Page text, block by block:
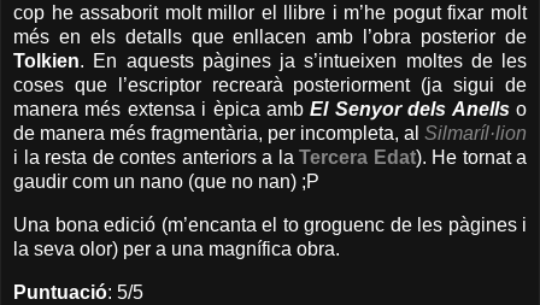
cop he assaborit molt millor el llibre i m’he pogut fixar molt
més en els detalls que enllacen amb l’obra posterior de
Tolkien. En aquests pàgines ja s’intueixen moltes de les
coses que l’escriptor recrearà posteriorment (ja sigui de
manera més extensa i èpica ambEl Senyor dels Anellso
de manera més fragmentària, per incompleta, al Silmaríl·lion
i la resta de contes anteriors a la Tercera Edat). He tornat a
gaudir com un nano (que no nan) ;P
Una bona edició (m’encanta el to groguenc de les pàgines i
la seva olor) per a una magnífica obra.
Puntuació: 5/5